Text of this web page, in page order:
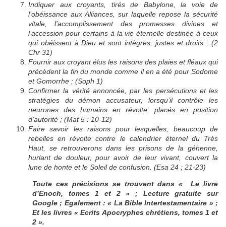
Indiquer aux croyants, tirés de Babylone, la voie de
l’obéissance aux Alliances, sur laquelle repose la sécurité
vitale, l’accomplissement des promesses divines et
l’accession pour certains à la vie éternelle destinée à ceux
qui obéissent à Dieu et sont intègres, justes et droits ; (2
Chr 31)
Fournir aux croyant élus les raisons des plaies et fléaux qui
précèdent la fin du monde comme il en a été pour Sodome
et Gomorrhe ; (Soph 1)
Confirmer la vérité annoncée, par les persécutions et les
stratégies du démon accusateur, lorsqu’il contrôle les
neurones des humains en révolte, placés en position
d’autorité ; (Mat 5 : 10-12)
Faire savoir les raisons pour lesquelles, beaucoup de
rebelles en révolte contre le calendrier éternel du Très
Haut, se retrouverons dans les prisons de la géhenne,
hurlant de douleur, pour avoir de leur vivant, couvert la
lune de honte et le Soleil de confusion. (Esa 24 ; 21-23)
Toute ces précisions se trouvent dans « Le livre
d’Enoch, tomes 1 et 2 » ; Lecture gratuite sur
Google ; Egalement : « La Bible Intertestamentaire » ;
Et les livres « Ecrits Apocryphes chrétiens, tomes 1 et
2 ».